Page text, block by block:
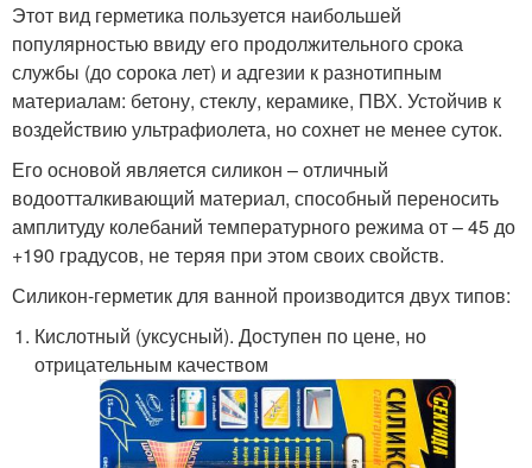
Этот вид герметика пользуется наибольшей
популярностью ввиду его продолжительного срока
службы (до сорока лет) и адгезии к разнотипным
материалам: бетону, стеклу, керамике, ПВХ. Устойчив к
воздействию ультрафиолета, но сохнет не менее суток.
Его основой является силикон – отличный
водоотталкивающий материал, способный переносить
амплитуду колебаний температурного режима от – 45 до
+190 градусов, не теряя при этом своих свойств.
Силикон-герметик для ванной производится двух типов:
Кислотный (уксусный). Доступен по цене, но
отрицательным качеством